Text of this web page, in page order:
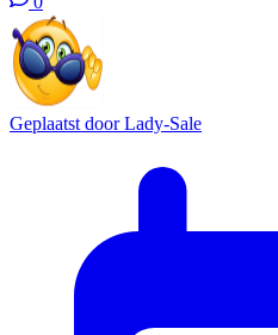
Geplaatst doorLady-Sale